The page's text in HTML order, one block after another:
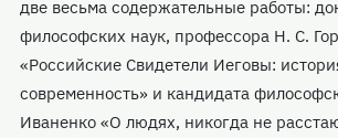
две весьма содержательные работы:
философских наук, профессора Н. С.
«Российские Свидетели Иеговы:
современность» и кандидата
Иваненко «О людях, никогда не